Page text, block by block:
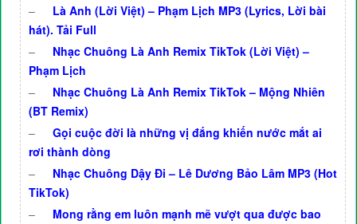
–
Là Anh (Lời Việt) – Phạm Lịch MP3 (Lyrics, Lời bài
hát). Tải Full
–
Nhạc Chuông Là Anh Remix TikTok (Lời Việt) –
Phạm Lịch
–
Nhạc Chuông Là Anh Remix TikTok – Mộng Nhiên
(BT Remix)
–
Gọi cuộc đời là những vị đắng khiến nước mắt ai
rơi thành dòng
–
Nhạc Chuông Dậy Đi – Lê Dương Bảo Lâm MP3 (Hot
TikTok)
–
Mong rằng em luôn mạnh mẽ vượt qua được bao